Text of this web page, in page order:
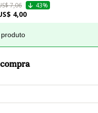
7,06
43%
4,00